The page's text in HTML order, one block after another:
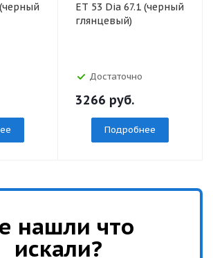
ET 53 Dia 67.1 (черный
глянцевый)
Достаточно
3266 руб.
Подробнее
нашли что
искали?